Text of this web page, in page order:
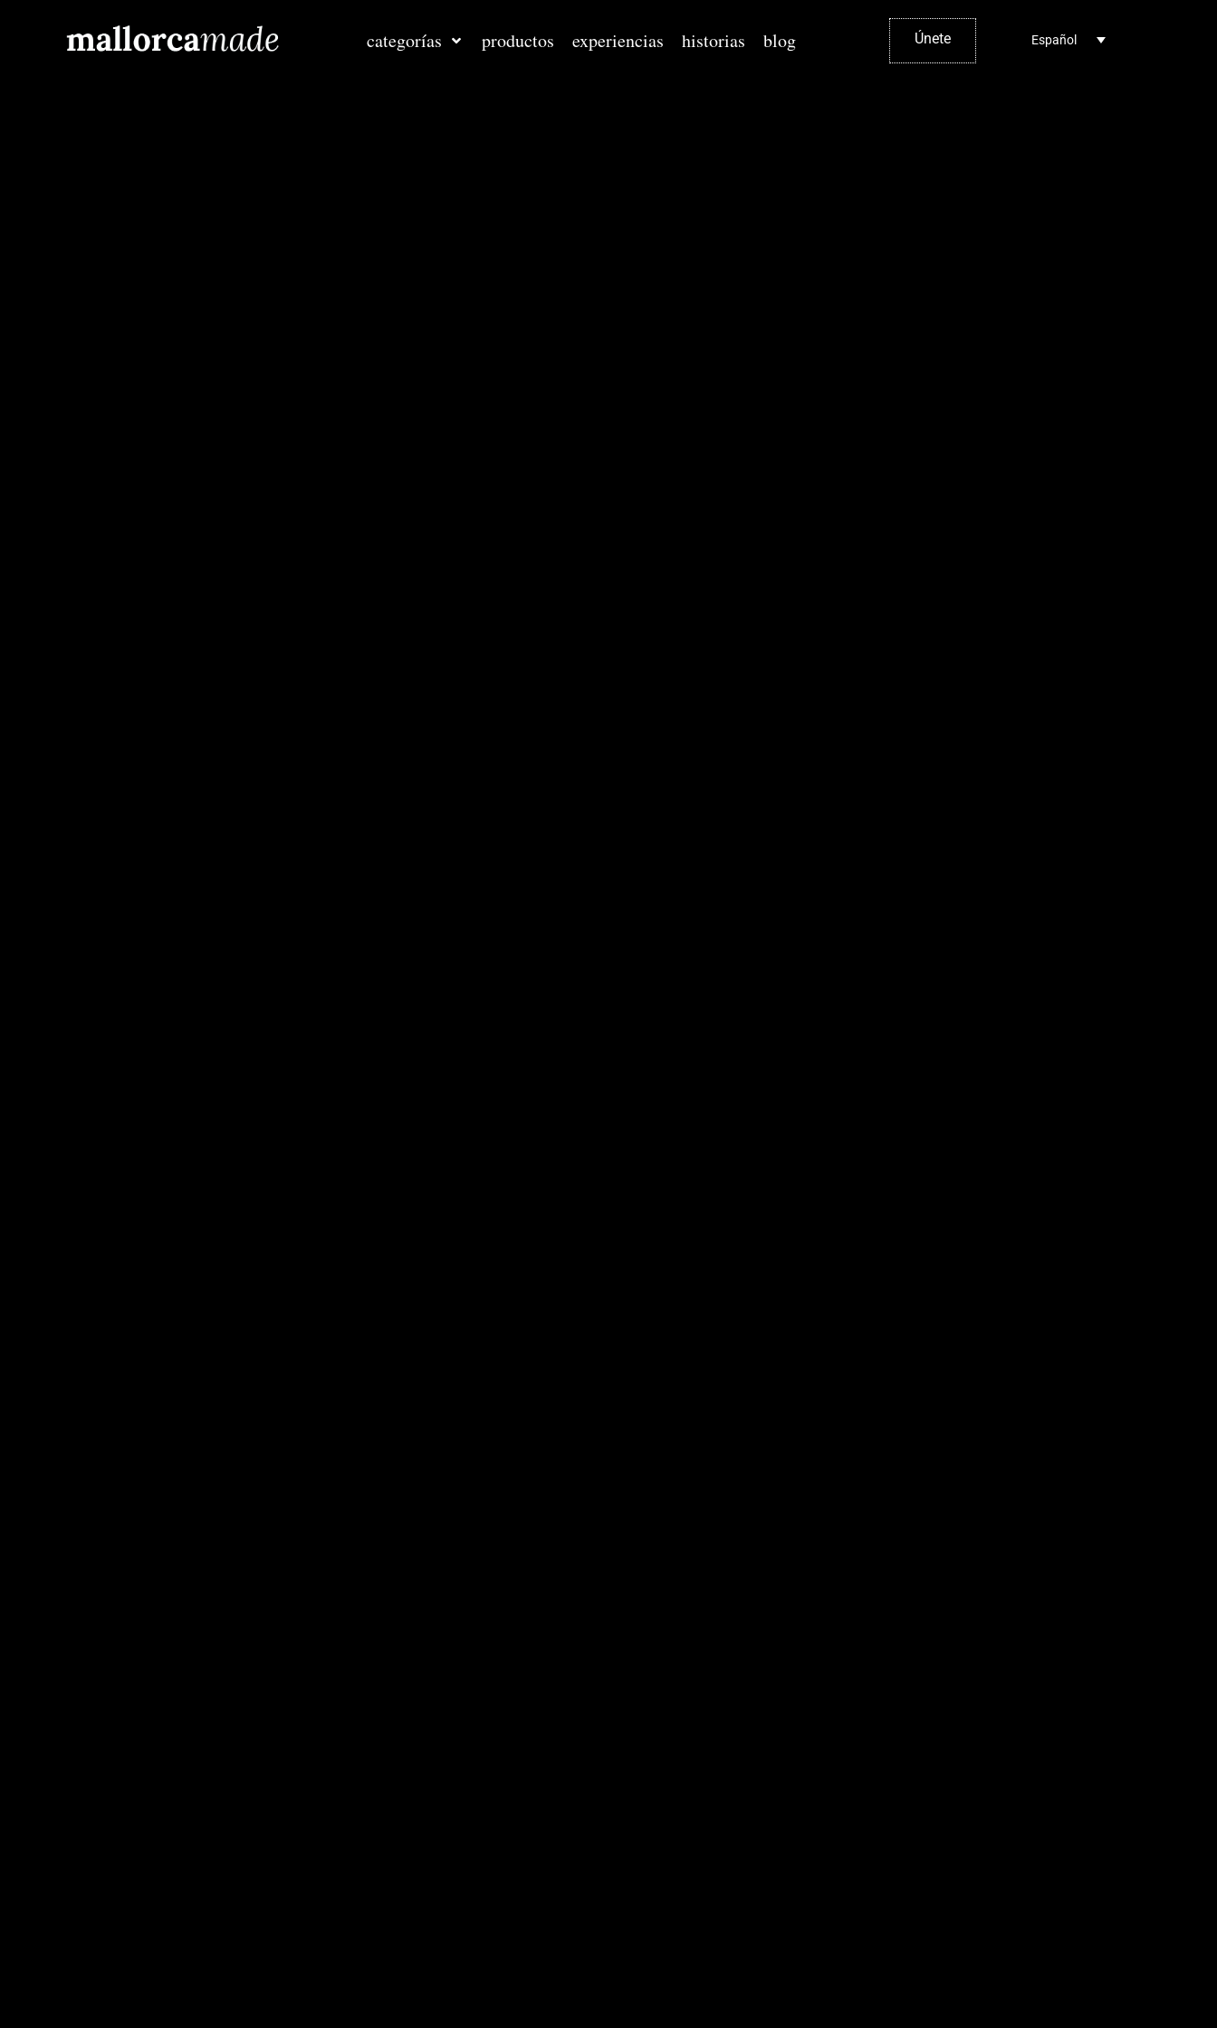
categorías productos experiencias historias blog Únete Español